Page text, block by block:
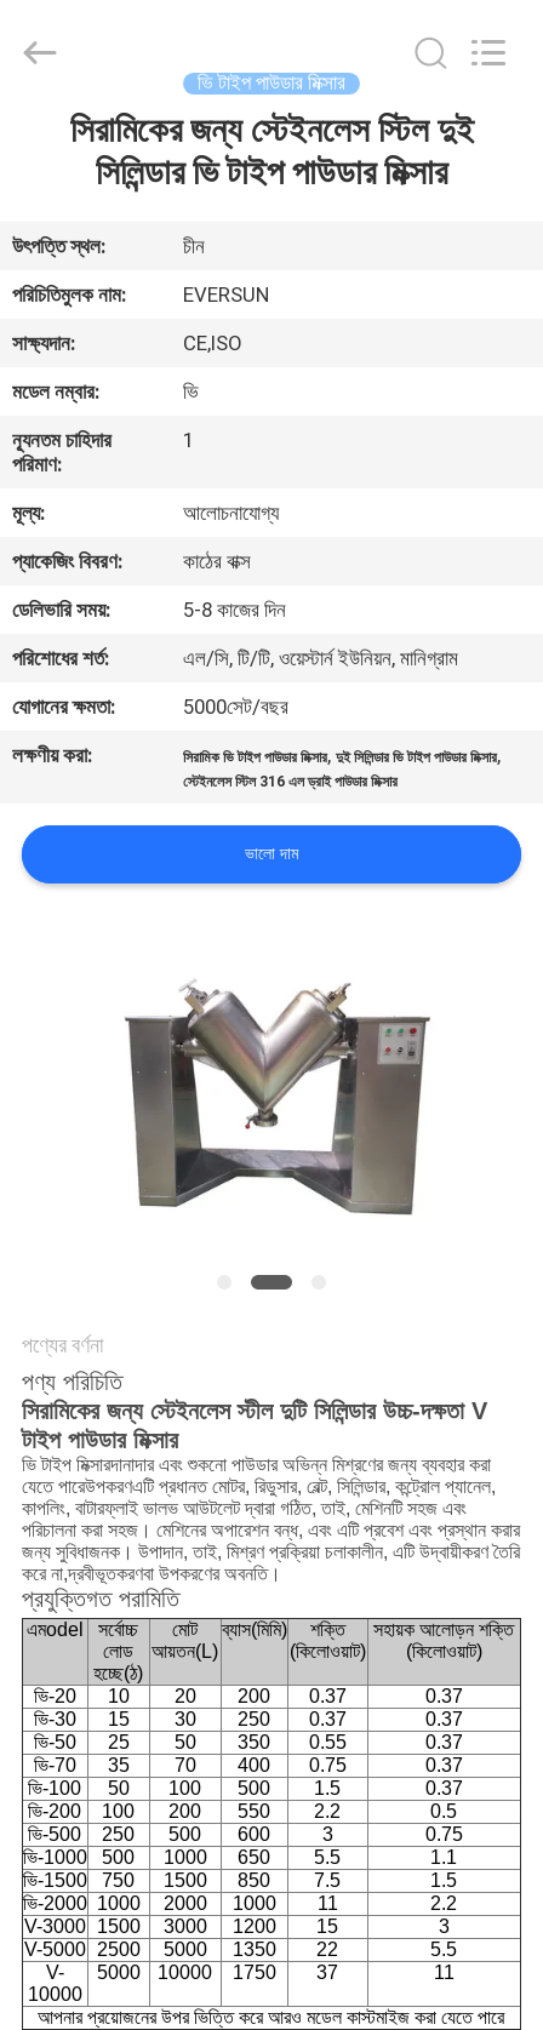
VR
প্রদর্শন
আমাদের
সম্পর্কে
কারখানা
ভ্রমণ
মান
নিয়ন্ত্রণ
যোগাযোগ
উদ্ধৃতির
ভি টাইপ পাউডার মিক্সার
সিরামিকের জন্য স্টেইনলেস স্টিল দুই
সিলিন্ডার ভি টাইপ পাউডার মিক্সার
উৎপত্তি স্থল:
চীন
পরিচিতিমুলক নাম:
EVERSUN
সাক্ষ্যদান:
CE,ISO
মডেল নম্বার:
ভি
ন্যূনতম চাহিদার
পরিমাণ:
1
মূল্য:
আলোচনাযোগ্য
প্যাকেজিং বিবরণ:
কাঠের বাক্স
ডেলিভারি সময়:
5-8 কাজের দিন
পরিশোধের শর্ত:
এল/সি, টি/টি, ওয়েস্টার্ন ইউনিয়ন, মানিগ্রাম
যোগানের ক্ষমতা:
5000সেট/বছর
লক্ষণীয় করা:
সিরামিক ভি টাইপ পাউডার মিক্সার,দুই সিলিন্ডার ভি টাইপ পাউডার মিক্সার,
স্টেইনলেস স্টিল 316 এল ড্রাই পাউডার মিক্সার
ভালো দাম
পণ্যের বর্ণনা
পণ্য পরিচিতি
সিরামিকের জন্য স্টেইনলেস স্টীল দুটি সিলিন্ডার উচ্চ-দক্ষতা V
টাইপ পাউডার মিক্সার
ভি টাইপ মিক্সারদানাদার এবং শুকনো পাউডার অভিন্ন মিশ্রণের জন্য ব্যবহার করা
যেতে পারেউপকরণএটি প্রধানত মোটর, রিডুসার, বেল্ট, সিলিন্ডার, কন্ট্রোল প্যানেল,
কাপলিং, বাটারফ্লাই ভালভ আউটলেট দ্বারা গঠিত, তাই, মেশিনটি সহজ এবং
পরিচালনা করা সহজ। মেশিনের অপারেশন বন্ধ, এবং এটি প্রবেশ এবং প্রস্থান করার
জন্য সুবিধাজনক। উপাদান, তাই, মিশ্রণ প্রক্রিয়া চলাকালীন, এটি উদ্বায়ীকরণ তৈরি
করে না,দ্রবীভূতকরণবা উপকরণের অবনতি।
প্রযুক্তিগত পরামিতি
এমodel
সর্বোচ্চ
লোড
হচ্ছে(ঠ)
মোট
আয়তন(L)
ব্যাস(মিমি)
শক্তি
(কিলোওয়াট)
সহায়ক আলোড়ন শক্তি
(কিলোওয়াট)
ভি-20 10 20 200 0.37
0.37
ভি-30
15 30 250 0.37
0.37
ভি-50
25 50 350 0.55
0.37
ভি-70
35 70 400 0.75
0.37
ভি-100
50 100 500 1.5
0.37
ভি-200
100 200 550 2.2
0.5
ভি-500
250 500 600 3
0.75
ভি-1000
500 1000 650 5.5
1.1
ভি-1500
750 1500 850 7.5
1.5
ভি-2000 1000 2000 1000 11
2.2
V-3000 1500 3000 1200 15
3
V-5000 2500 5000 1350 22
5.5
V-
10000
5000 10000 1750 37 11
আপনার প্রয়োজনের উপর ভিত্তি করে আরও মডেল কাস্টমাইজ করা যেতে পারে